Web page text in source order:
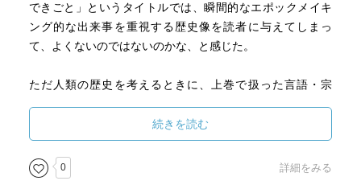
できごと」というタイトルでは、瞬間的なエポックメイキ
ング的な出来事を重視する歴史像を読者に与えてしまっ
て、よくないのではないのかな、と感じた。
ただ人類の歴史を考えるときに、上巻で扱った言語・宗
う考え方は面白いかもしれないと思い直すようになった。
人類の歴史を教科書のように時代順に「ひとつのストーリ
ー」で叙述するのではなく、多様な歴史の観点を設定し
て、いくつものストーリーを見せるという（そしてそれは
続きを読む
0 詳細をみる